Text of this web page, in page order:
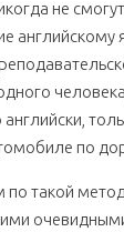
не
английскому
по
по такой